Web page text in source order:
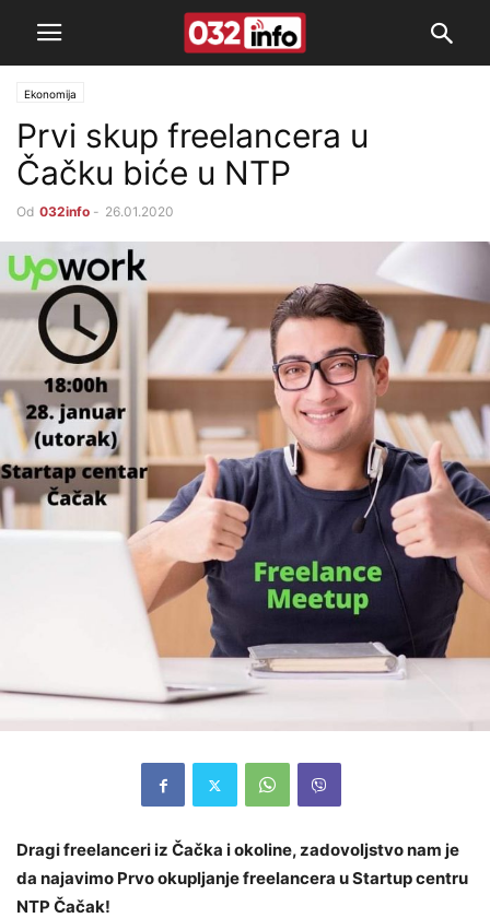
Ekonomija
Prvi skup freelancera u
Čačku biće u NTP
Od 032info - 26.01.2020
Dragi freelanceri iz Čačka i okoline, zadovoljstvo nam je
da najavimo Prvo okupljanje freelancera u Startup centru
NTP Čačak!